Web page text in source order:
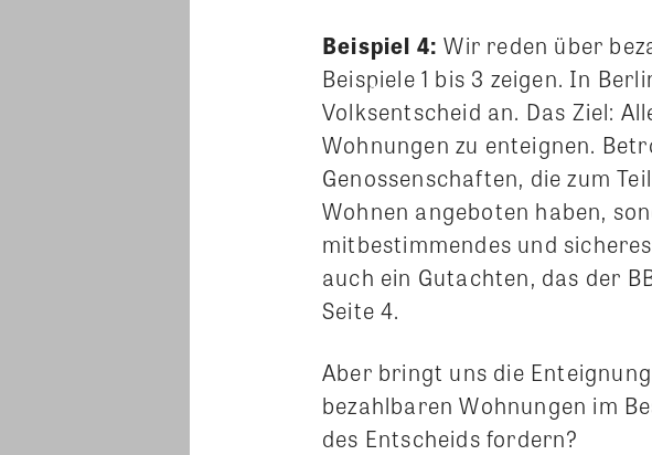
Beispiel 4: Wir reden über
Beispiele 1 bis 3 zeigen. In
Volksentscheid an. Das Ziel:
Wohnungen zu enteignen.
Genossenschaften, die zum
Wohnen angeboten haben,
mitbestimmendes und
auch ein Gutachten, das der
Seite 4.
Aber bringt uns die
bezahlbaren Wohnungen im
des Entscheids fordern?